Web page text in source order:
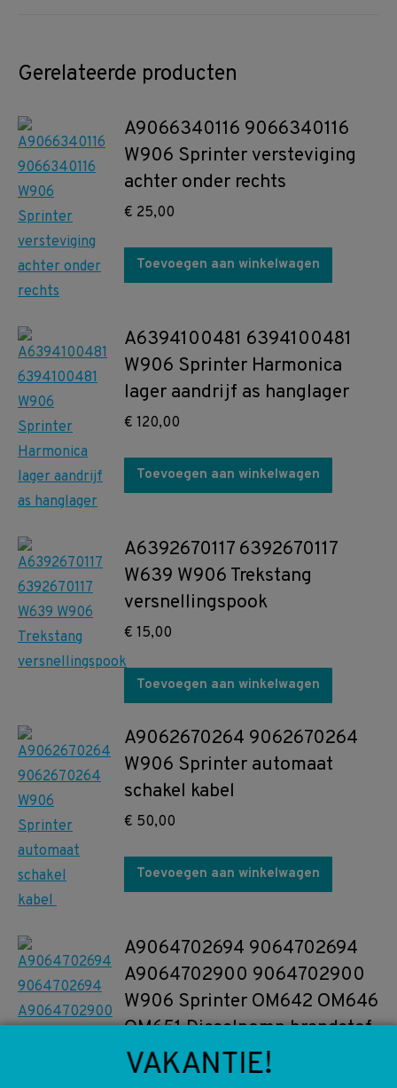
Gerelateerde producten
A9066340116 9066340116
W906 Sprinter versteviging
achter onder rechts
€ 25,00
Toevoegen aan winkelwagen
A6394100481 6394100481
W906 Sprinter Harmonica
lager aandrijf as hanglager
€ 120,00
Toevoegen aan winkelwagen
A6392670117 6392670117
W639 W906 Trekstang
versnellingspook
€ 15,00
Toevoegen aan winkelwagen
A9062670264 9062670264
W906 Sprinter automaat
schakel kabel
€ 50,00
Toevoegen aan winkelwagen
A9064702694 9064702694
A9064702900 9064702900
W906 Sprinter OM642 OM646
OM651 Dieselpomp brandstof
pomp
VAKANTIE!